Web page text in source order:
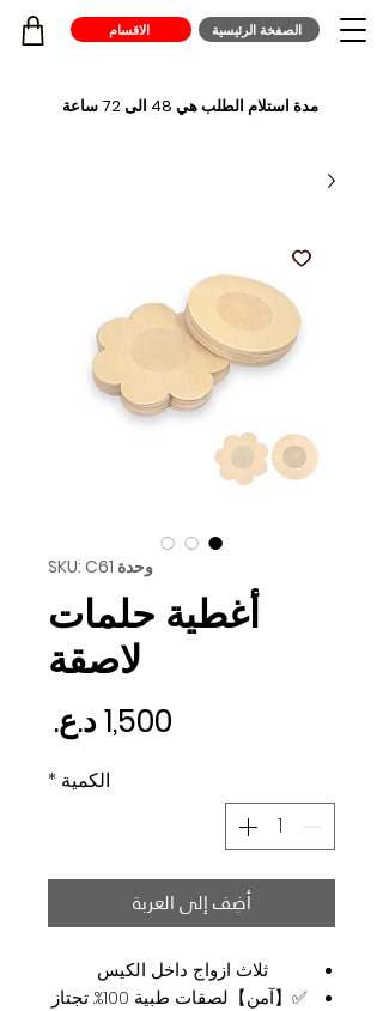
الصفخة الرئيسية الاقسام
مدة استلام الطلب هي 48 الى 72 ساعة
وحدة SKU: C61
أغطية حلمات
لاصقة
الكمية *
أضِف إلى العربة
ثلاث ازواج داخل الكيس
✅【آمن】لصقات طبية 100%. تجتاز